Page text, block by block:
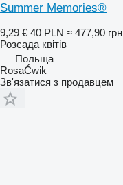
Summer Memories®
9,29 € 40 PLN ≈ 477,90 грн
Розсада квітів
Польща
RosaĆwik
Зв'язатися з продавцем